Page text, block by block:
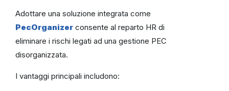
Adottare una soluzione integrata come
PecOrganizer consente al reparto HR di
eliminare i rischi legati ad una gestione PEC
disorganizzata.
I vantaggi principali includono: